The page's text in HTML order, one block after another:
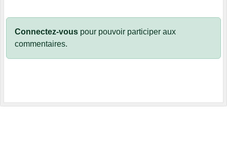
Connectez-vous pour pouvoir participer aux
commentaires.